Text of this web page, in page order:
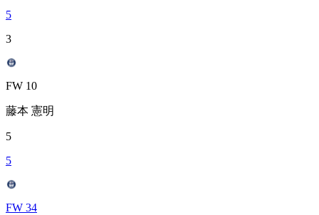
5
3
FW 10
藤本 憲明
5
5
FW 34